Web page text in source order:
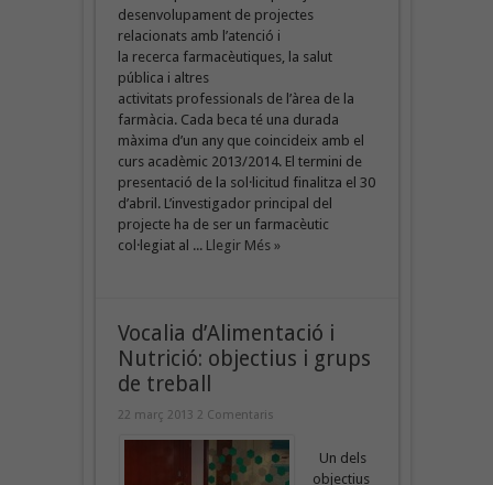
desenvolupament de projectes
relacionats amb l’atenció i
la recerca farmacèutiques, la salut
pública i altres
activitats professionals de l’àrea de la
farmàcia. Cada beca té una durada
màxima d’un any que coincideix amb el
curs acadèmic 2013/2014. El termini de
presentació de la sol·licitud finalitza el 30
d’abril. L’investigador principal del
projecte ha de ser un farmacèutic
col·legiat al ... Llegir Més »
Vocalia d’Alimentació i
Nutrició: objectius i grups
de treball
22 març 2013 2 Comentaris
Un dels
objectius